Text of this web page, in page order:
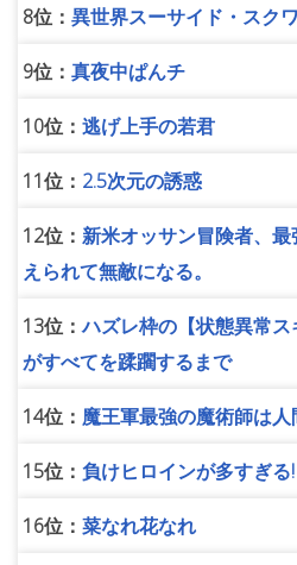
8位： 異世界スーサイド・スク
9位： 真夜中ぱんチ
10位： 逃げ上手の若君
11位： 2.5次元の誘惑
12位： 新米オッサン冒険者、
えられて無敵になる。
13位：ハズレ枠の【状態異常
がすべてを蹂躙するまで
14位： 魔王軍最強の魔術師は人
15位： 負けヒロインが多すぎる!
16位： 菜なれ花なれ